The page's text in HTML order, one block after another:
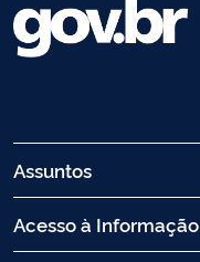
Assuntos
Acesso à Informação